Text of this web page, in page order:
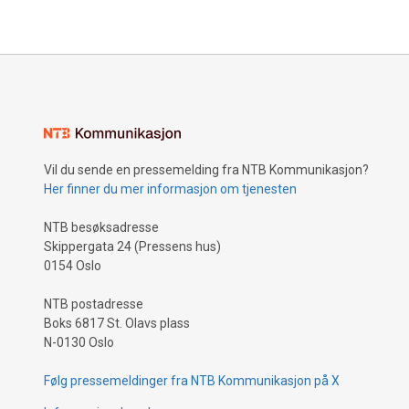
Vil du sende en pressemelding fra NTB Kommunikasjon?
Her finner du mer informasjon om tjenesten
NTB besøksadresse
Skippergata 24 (Pressens hus)
0154 Oslo
NTB postadresse
Boks 6817 St. Olavs plass
N-0130 Oslo
Følg pressemeldinger fra NTB Kommunikasjon på X